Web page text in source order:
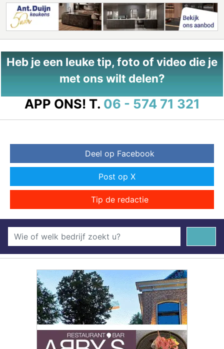
Heb je een leuke tip, foto of video die je
met ons wilt delen?
APP ONS! T. 06 - 574 71 321
Deel op Facebook
Post op X
Tip de redactie